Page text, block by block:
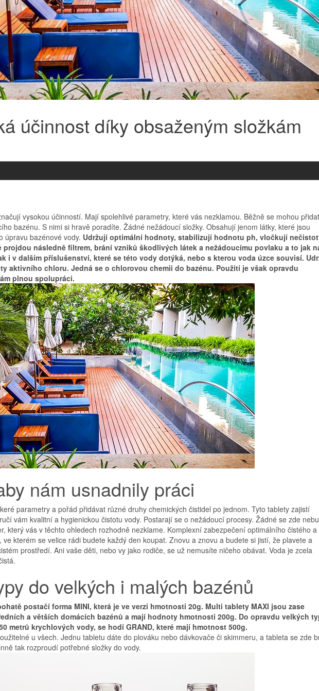
účinnost díky obsaženým složkám
vysokou účinností. Mají spolehlivé parametry, které vás nezklamou. Běžně se mohou
bazénu. S nimi si hravě poradíte. Žádné nežádoucí složky. Obsahují jenom látky, které jsou
úpravu bazénové vody. Udržují optimální hodnoty, stabilizují hodnotu ph, vločkují
projdou následně filtrem, brání vzniků škodlivých látek a nežádoucímu povlaku a to jak
i v dalším příslušenství, které se této vody dotýká, nebo s kterou voda úzce souvisí.
aktivního chloru. Jedná se o chlorovou chemii do bazénu. Použití je však opravdu
plnou spolupráci.
nám usnadnily práci
parametry a pořád přidávat různé druhy chemických čistidel po jednom. Tyto tablety zajistí
vám kvalitní a hygienickou čistotu vody. Postarají se o nežádoucí procesy. Žádné se zde
který vás v těchto ohledech rozhodně nezklame. Komplexní zabezpečení optimálního čistého a
ve kterém se velice rádi budete každý den koupat. Znovu a znovu a budete si jistí, že plavete a
prostředí. Ani vaše děti, nebo vy jako rodiče, se už nemusíte ničeho obávat. Voda je zcela
do velkých i malých bazénů
postačí forma MINI, která je ve verzi hmotnosti 20g. Multi tablety MAXI jsou zase
a větších domácích bazénů a mají hodnoty hmotnosti 200g. Do opravdu velkých
metrů krychlových vody, se hodí GRAND, které mají hmotnost 500g.
u všech. Jednu tabletu dáte do plováku nebo dávkovače či skimmeru, a tableta se zde
tak rozproudí potřebné složky do vody.